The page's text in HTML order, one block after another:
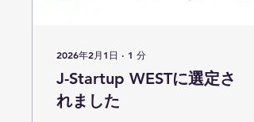
2026年2月1日 ∙ 1 分
J-Startup WESTに選定さ
れました